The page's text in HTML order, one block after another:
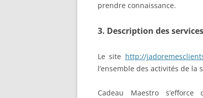
prendre connaissance.
3. Description des
Le site http://
l’ensemble des activités de la
Cadeau Maestro